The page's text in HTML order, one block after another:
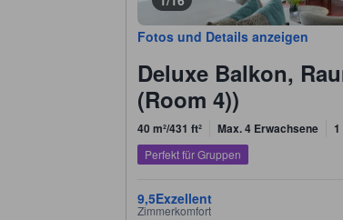
Fotos und Details anzeigen
Deluxe Balkon,
(Room 4))
40 m²/431 ft² Max. 4 Erwachsene 1
Perfekt für Gruppen
9,5Exzellent
Zimmerkomfort